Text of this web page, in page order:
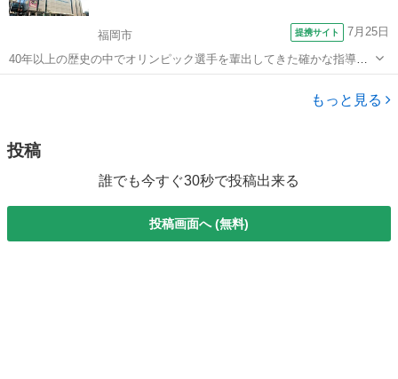
福岡市 提携サイト 7月25日
40年以上の歴史の中でオリンピック選手を輩出してきた確かな指導法
で一人一人に応じた段階指導を行います。 練習は週1回(月4回) です。
もっと見る
投稿
誰でも今すぐ30秒で投稿出来る
投稿画面へ (無料)